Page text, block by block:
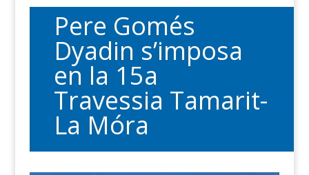
Pere Gomés
Dyadin s’imposa
en la 15a
Travessia Tamarit-
La Móra